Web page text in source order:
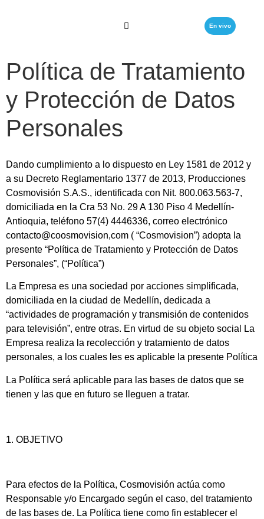
En vivo
Política de Tratamiento
y Protección de Datos
Personales
Dando cumplimiento a lo dispuesto en Ley 1581 de 2012 y
a su Decreto Reglamentario 1377 de 2013, Producciones
Cosmovisión S.A.S., identificada con Nit. 800.063.563-7,
domiciliada en la Cra 53 No. 29 A 130 Piso 4 Medellín-
Antioquia, teléfono 57(4) 4446336, correo electrónico
contacto@coosmovision,com ( “Cosmovision”) adopta la
presente “Política de Tratamiento y Protección de Datos
Personales”, (“Política”)
La Empresa es una sociedad por acciones simplificada,
domiciliada en la ciudad de Medellín, dedicada a
“actividades de programación y transmisión de contenidos
para televisión”, entre otras. En virtud de su objeto social La
Empresa realiza la recolección y tratamiento de datos
personales, a los cuales les es aplicable la presente Política
La Política será aplicable para las bases de datos que se
tienen y las que en futuro se lleguen a tratar.
1. OBJETIVO
Para efectos de la Política, Cosmovisión actúa como
Responsable y/o Encargado según el caso, del tratamiento
de las bases de. La Política tiene como fin establecer el